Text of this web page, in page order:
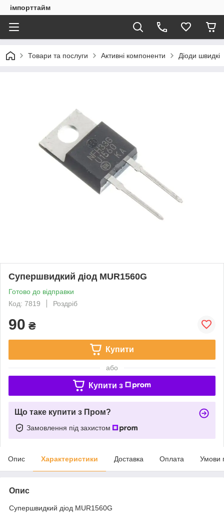
імпорттайм
Товари та послуги Активні компоненти Діоди швидкі
Супершвидкий діод MUR1560G
Готово до відправки
Код: 7819
Роздріб
90 ₴
Купити
або
Купити з
Що таке купити з Пром?
Замовлення під захистом
Опис Характеристики Доставка Оплата Умови
Опис
Супершвидкий діод MUR1560G